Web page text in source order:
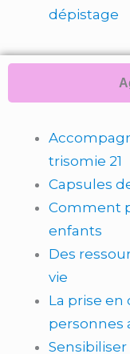
dépistage
trisomie 21
Capsules
Comment
enfants
Des
vie
La prise en
personnes
Sensibiliser